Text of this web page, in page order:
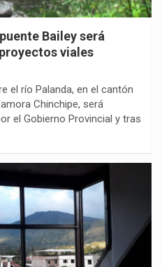
Bailey será
viales
el río Palanda, en el cantón
Chinchipe, será
el Gobierno Provincial y tras